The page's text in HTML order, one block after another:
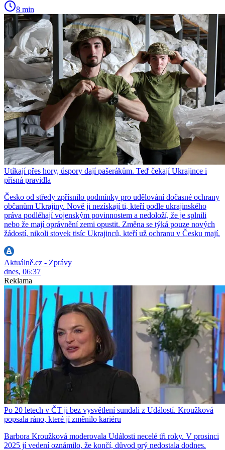
8 min
Utíkají přes hory, úspory dají pašerákům. Teď čekají Ukrajince i
přísná pravidla
Česko od středy zpřísnilo podmínky pro udělování dočasné ochrany
občanům Ukrajiny. Nově ji nezískají ti, kteří podle ukrajinského
práva podléhají vojenským povinnostem a nedoloží, že je splnili
nebo že mají oprávnění zemi opustit. Změna se týká pouze nových
žádostí, nikoli stovek tisíc Ukrajinců, kteří už ochranu v Česku mají.
Aktuálně.cz - Zprávy
dnes, 06:37
Reklama
Po 20 letech v ČT ji bez vysvětlení sundali z Událostí. Kroužková
popsala ráno, které jí změnilo kariéru
Barbora Kroužková moderovala Události necelé tři roky. V prosinci
2025 jí vedení oznámilo, že končí, důvod prý nedostala dodnes.